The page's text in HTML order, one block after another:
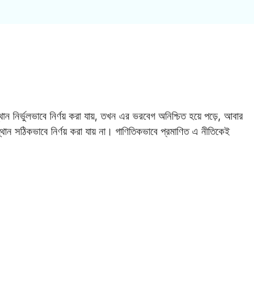
নির্ভুলভাবে নির্ণয় করা যায়, তখন এর ভরবেগ অনিশ্চিত হয়ে পড়ে, আবার
নির্ণয় করা যায় না। গাণিতিকভাবে প্রমাণিত এ নীতিকেই